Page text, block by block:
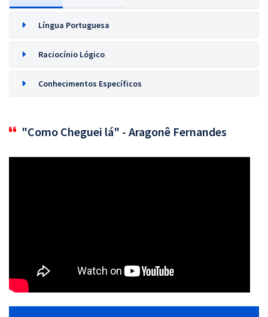
Língua Portuguesa
Raciocínio Lógico
Conhecimentos Específicos
"Como Cheguei lá" - Aragonê Fernandes